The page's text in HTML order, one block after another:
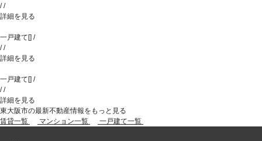
//
詳細を見る
一戸建て[] /
//
詳細を見る
一戸建て[] /
//
詳細を見る
東大阪市の最新不動産情報をもっと見る
賃貸一覧
マンション一覧 一戸建て一覧